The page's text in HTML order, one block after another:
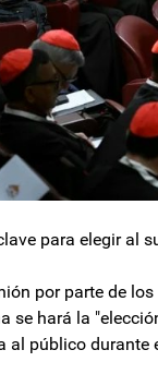
para elegir al
por parte de
se hará la
al público durante